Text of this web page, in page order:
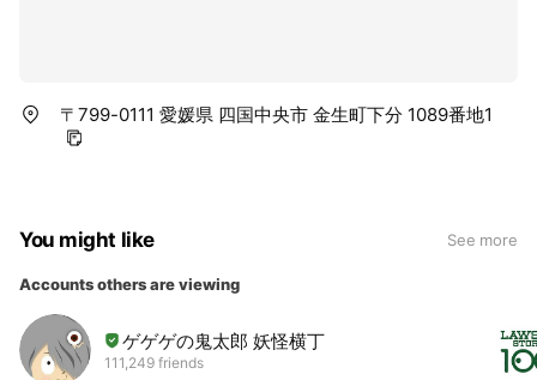
〒799-0111 愛媛県 四国中央市 金生町下分 1089番地1
You might like See more
Accounts others are viewing
ゲゲゲの鬼太郎 妖怪横丁
111,249 friends